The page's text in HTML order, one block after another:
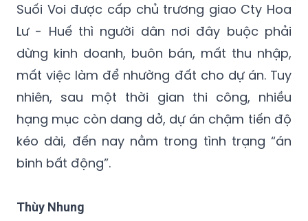
Suối Voi được cấp chủ trương giao Cty Hoa
Lư - Huế thì người dân nơi đây buộc phải
dừng kinh doanh, buôn bán, mất thu nhập,
mất việc làm để nhường đất cho dự án. Tuy
nhiên, sau một thời gian thi công, nhiều
hạng mục còn dang dở, dự án chậm tiến độ
kéo dài, đến nay nằm trong tình trạng “án
binh bất động”.
Thùy Nhung